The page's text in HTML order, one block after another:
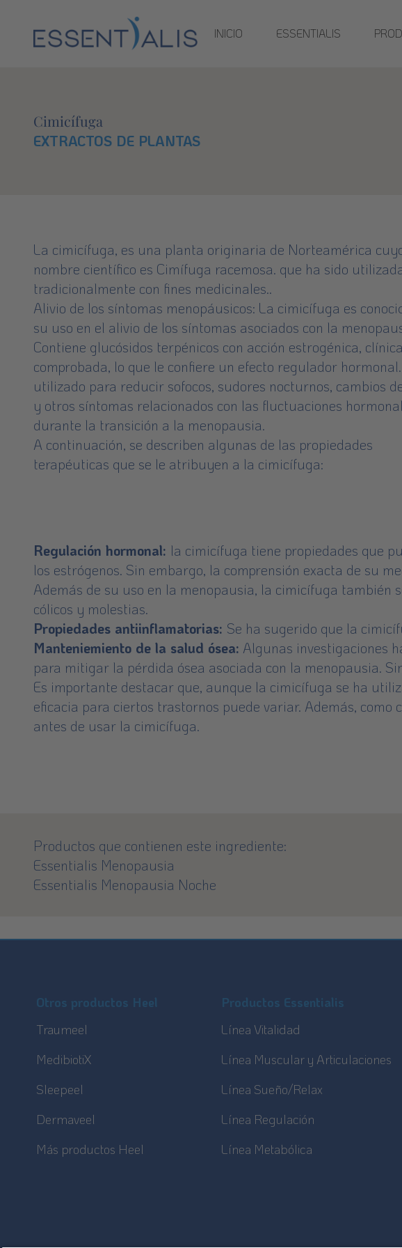
INICIO ESSENTIALIS
Cimicífuga
EXTRACTOS DE PLANTAS
La cimicífuga, es una planta originaria de Norteamérica
nombre científico es Cimífuga racemosa. que ha sido
tradicionalmente con fines medicinales..
Alivio de los síntomas menopáusicos: La cimicífuga es
su uso en el alivio de los síntomas asociados con la
Contiene glucósidos terpénicos con acción estrogénica,
comprobada, lo que le confiere un efecto regulador
utilizado para reducir sofocos, sudores nocturnos, cambios
y otros síntomas relacionados con las fluctuaciones
durante la transición a la menopausia.
A continuación, se describen algunas de las propiedades
terapéuticas que se le atribuyen a la cimicífuga:
Regulación hormonal: la cimicífuga tiene propiedades que
los estrógenos. Sin embargo, la comprensión exacta de su
Además de su uso en la menopausia, la cimicífuga
cólicos y molestias.
Propiedades antiinflamatorias: Se ha sugerido que la
Manteniemiento de la salud ósea: Algunas investigaciones
para mitigar la pérdida ósea asociada con la menopausia.
Es importante destacar que, aunque la cimicífuga se ha
eficacia para ciertos trastornos puede variar. Además,
antes de usar la cimicífuga.
Productos que contienen este ingrediente:
Essentialis Menopausia
Essentialis Menopausia Noche
Otros productos Heel
Traumeel
MedibiotiX
Sleepeel
Dermaveel
Más productos Heel
Productos Essentialis
Línea Vitalidad
Línea Muscular y Articulaciones
Línea Sueño/Relax
Línea Regulación
Línea Metabólica